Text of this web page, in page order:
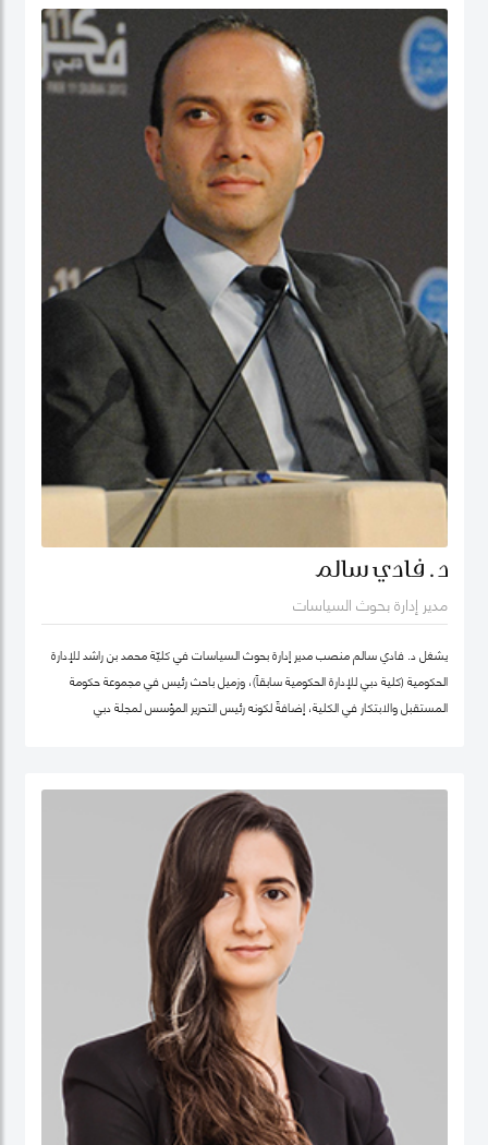
د. فادي سالم
مدير إدارة بحوث السياسات
يشغل د. فادي سالم منصب مدير إدارة بحوث السياسات في كليّة محمد بن راشد للإدارة
الحكومية (كلية دبي للإدارة الحكومية سابقاً)، وزميل باحث رئيس في مجموعة حكومة
المستقبل والابتكار في الكلية، إضافةً لكونه رئيس التحرير المؤسس لمجلة دبي
كليّة "لي كوان يو" للسياسة العامّة، جامعة سنغافورة الوطنية. حصل فادي على شهادة
الدكتوراه في السياسات العامة في تخصص الحوكمة الرقمية من جامعة أكسفورد العريقة
وشهادة الماجيستير في إدارة أنظمة المعلومات من كلية لندن للعلوم الاقتصادية
والسياسية، إضافة لشهادة البكالوريوس في هندسة الكمبيوتر من جامعة حلب. يعتبر د.
فادي سالم أحد أهم المفكرين والمتخصصين عالمياً في مجالات الحكومة الرقمية
ومستقبل العمل الحكومي وسياسات البيانات، حيث تشمل مجالات تخصّصه الحوكمة
الرقمية والسياسات التكنولوجية وإدارة منظومة البيانات الحكومية وحوكمة الذكاء
الاصطناعي، حيث يعتبر على مدى العقدين السابقين أحد أهم الباحثين تأثيراً في هذه
المجالات عالمياً، وقد اختير كواحد من أهم 100 شخصية مؤثرة في مجال الحكومة الرقمية
عالمياً (Apolitical). وهو عضو في عديد من مجالس الإدارة والأمناء في هذه المجالات مثل
المجلس الاستشاري لأخلاقيات الذكاء الاصطناعي لـهيئة دبي الرقمية وعضو مجموعة
عمل خبراء حوكمة آثار الذكاء الاصطناعي التابع لمنظمة ISO، وعضو المجلس العالمي
لأهداف التنمية المستدامة التابع للقمة العالمية للحكومات، وعضو مجلس أمناء جمعية
الحكومة الرقمية، الجمعية الرائدة عالمياً في مجال البحث العلمي في مجالات الحوكمة